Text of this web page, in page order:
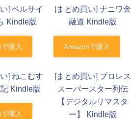
] ベルサイ
Kindle版
[まとめ買い] ナニワ金
融道 Kindle版
] ねこむす
Kindle版
[まとめ買い] プロレス
スーパースター列伝
【デジタルリマスタ
ー】 Kindle版